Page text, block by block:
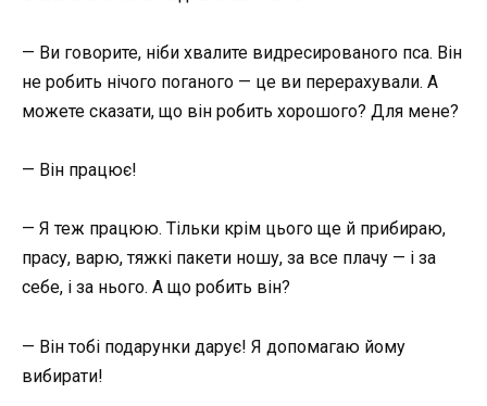
— Ви говорите, ніби хвалите видресированого пса. Він
не робить нічого поганого — це ви перерахували. А
можете сказати, що він робить хорошого? Для мене?
— Він працює!
— Я теж працюю. Тільки крім цього ще й прибираю,
прасу, варю, тяжкі пакети ношу, за все плачу — і за
себе, і за нього. А що робить він?
— Він тобі подарунки дарує! Я допомагаю йому
вибирати!